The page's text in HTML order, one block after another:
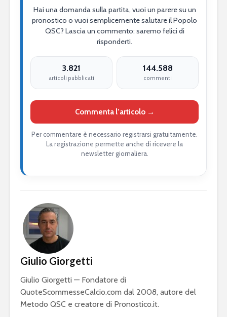
Hai una domanda sulla partita, vuoi un parere su un
pronostico o vuoi semplicemente salutare il Popolo
QSC? Lascia un commento: saremo felici di
risponderti.
3.821
articoli pubblicati
144.588
commenti
Commenta l’articolo →
Per commentare è necessario registrarsi gratuitamente.
La registrazione permette anche di ricevere la
newsletter giornaliera.
Giulio Giorgetti
Giulio Giorgetti — Fondatore di
QuoteScommesseCalcio.com dal 2008, autore del
Metodo QSC e creatore di Pronostico.it.